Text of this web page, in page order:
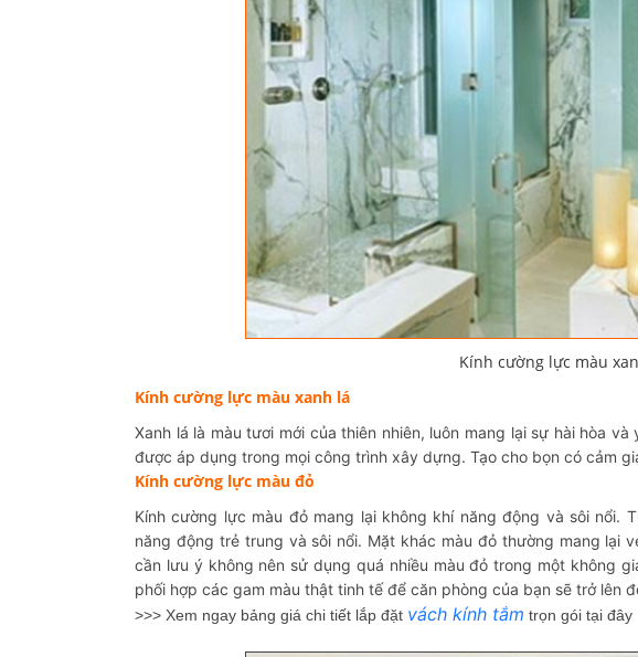
Kính cường lực màu
Kính cường lực màu xanh lá
Xanh lá là màu tươi mới của thiên nhiên, luôn mang lại sự hài hòa
được áp dụng trong mọi công trình xây dựng. Tạo cho bọn có cảm
Kính cường lực màu đỏ
Kính cường lực màu đỏ mang lại không khí năng động và sôi nổi.
năng động trẻ trung và sôi nổi. Mặt khác màu đỏ thường mang lại
cần lưu ý không nên sử dụng quá nhiều màu đỏ trong một không
phối hợp các gam màu thật tinh tế để căn phòng của bạn sẽ trở lên
>>> Xem ngay bảng giá chi tiết lắp đặt vách kính tắm trọn gói tại đây